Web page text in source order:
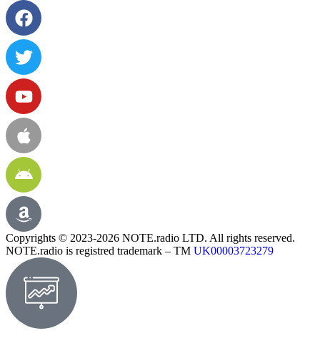
Copyrights © 2023-2026 NOTE.radio LTD. All rights reserved.
NOTE.radio is registred trademark – TM UK00003723279